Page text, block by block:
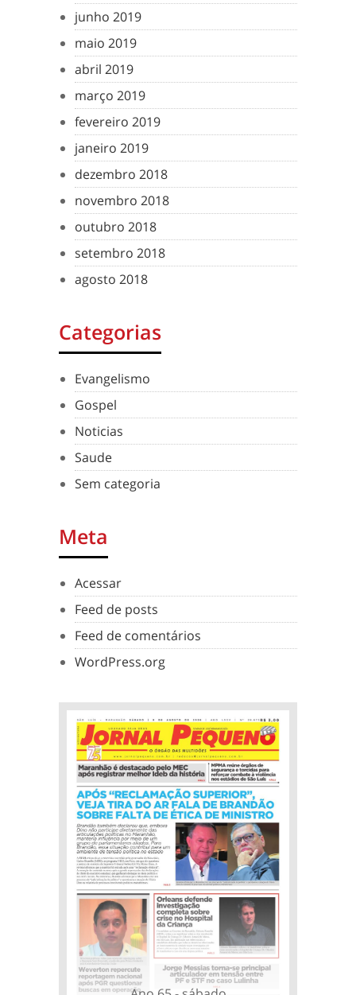
junho 2019
maio 2019
abril 2019
março 2019
fevereiro 2019
janeiro 2019
dezembro 2018
novembro 2018
outubro 2018
setembro 2018
agosto 2018
Categorias
Evangelismo
Gospel
Noticias
Saude
Sem categoria
Meta
Acessar
Feed de posts
Feed de comentários
WordPress.org